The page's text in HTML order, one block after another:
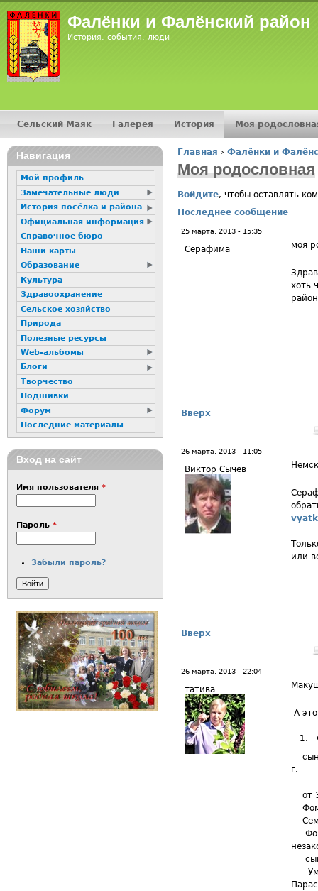
Фалёнки и Фалёнский район
История, события, люди
Вы здесь
Главная › Фалёнки и
Моя родословная
Войдите, чтобы оставлять
Последнее сообщение
25 марта, 2013 - 15:35
Серафима моя
хоть
Вверх
26 марта, 2013 - 11:05
Виктор Сычев
или
Вверх
26 марта, 2013 - 22:04
татива
А
1.
сын
г.
от
сын
Главное меню
Сельский Маяк Галерея История Моя
16+
Навигация
Мой профиль
Замечательные люди
История посёлка и района
Официальная информация
Справочное бюро
Наши карты
Образование
Культура
Здравоохранение
Сельское хозяйство
Природа
Полезные ресурсы
Web-альбомы
Блоги
Творчество
Подшивки
Форум
Последние материалы
Вход на сайт
Имя пользователя *
Пароль *
Забыли пароль?